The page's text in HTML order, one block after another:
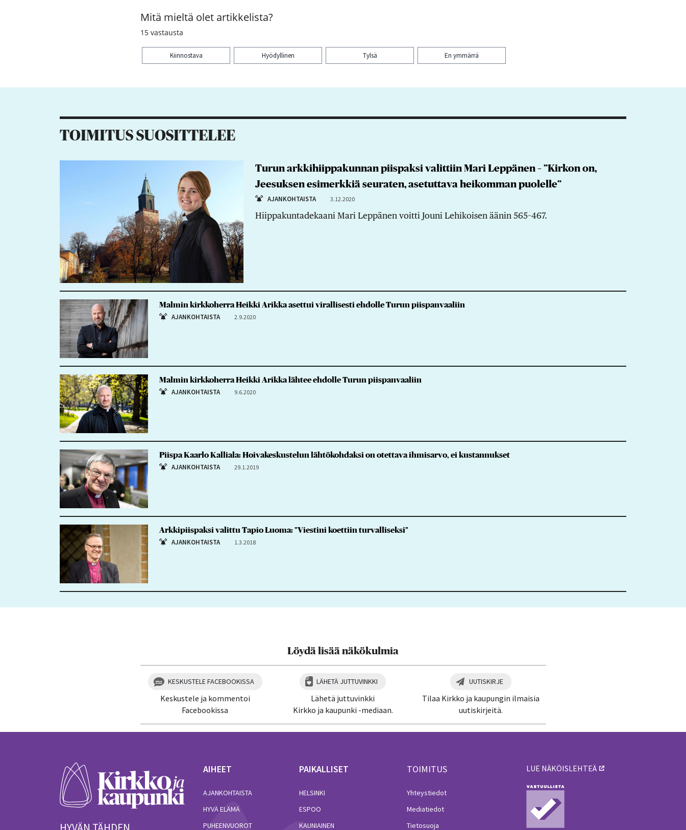
Mitä mieltä olet artikkelista?
15 vastausta
Kiinnostava Hyödyllinen Tylsä En ymmärrä
TOIMITUS SUOSITTELEE
Turun arkkihiippakunnan piispaksi valittiin Mari Leppänen – ”Kirkon on,
Jeesuksen esimerkkiä seuraten, asetuttava heikomman puolelle”
AJANKOHTAISTA 3.12.2020
Hiippakuntadekaani Mari Leppänen voitti Jouni Lehikoisen äänin 565–467.
Malmin kirkkoherra Heikki Arikka asettui virallisesti ehdolle Turun piispanvaaliin
AJANKOHTAISTA 2.9.2020
Malmin kirkkoherra Heikki Arikka lähtee ehdolle Turun piispanvaaliin
AJANKOHTAISTA 9.6.2020
Piispa Kaarlo Kalliala: Hoivakeskustelun lähtökohdaksi on otettava ihmisarvo, ei kustannukset
AJANKOHTAISTA 29.1.2019
Arkkipiispaksi valittu Tapio Luoma: "Viestini koettiin turvalliseksi"
AJANKOHTAISTA 1.3.2018
Löydä lisää näkökulmia
KESKUSTELE FACEBOOKISSA
Keskustele ja kommentoi
Facebookissa
LÄHETÄ JUTTUVINKKI
Lähetä juttuvinkki
Kirkko ja kaupunki -mediaan.
UUTISKIRJE
Tilaa Kirkko ja kaupungin ilmaisia
uutiskirjeitä.
AIHEET
AJANKOHTAISTA
HYVÄ ELÄMÄ
PUHEENVUOROT
PAIKALLISET
HELSINKI
ESPOO
KAUNIAINEN
TOIMITUS
Yhteystiedot
Mediatiedot
Tietosuoja
LUE NÄKÖISLEHTEÄ